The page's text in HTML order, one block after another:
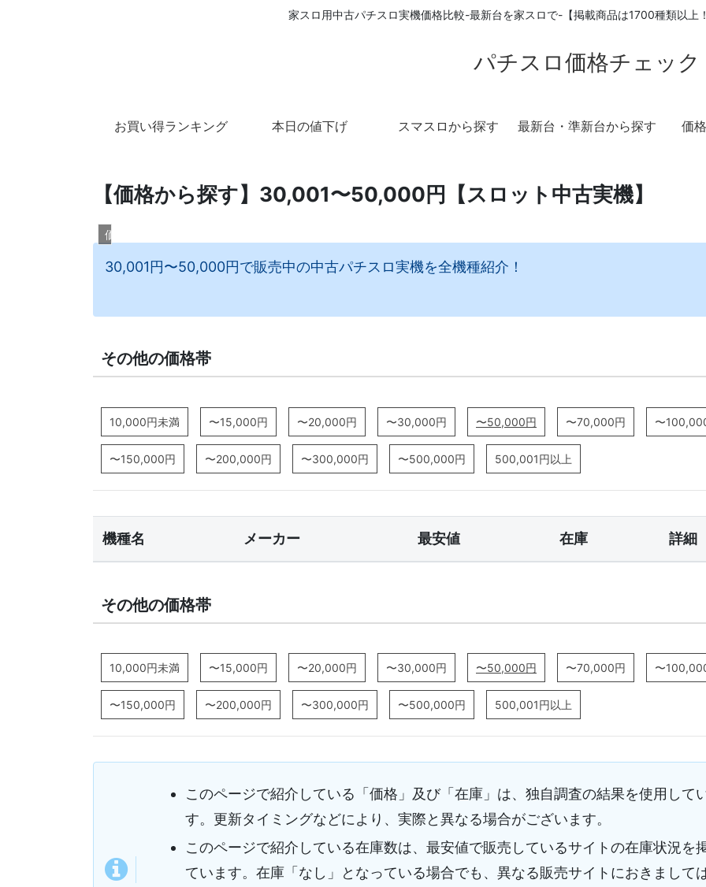
家スロ用中古パチスロ実機価格比較-最新台を家スロで-【掲載商品は1700種類以上
パチスロ価格チェック
お買い得ランキング 本日の値下げ スマスロから探す 最新台・準新台から探す 価
【価格から探す】30,001〜50,000円【スロット中古実機】
価格帯から探す
30,001円〜50,000円で販売中の中古パチスロ実機を全機種紹介！
その他の価格帯
10,000円未満 〜15,000円 〜20,000円 〜30,000円 〜50,000円 〜70,000円 〜
〜150,000円 〜200,000円 〜300,000円 〜500,000円 500,001円以上
機種名 メーカー 最安値 在庫 詳細
その他の価格帯
10,000円未満 〜15,000円 〜20,000円 〜30,000円 〜50,000円 〜70,000円 〜
〜150,000円 〜200,000円 〜300,000円 〜500,000円 500,001円以上
このページで紹介している「価格」及び「在庫」は、独自調査の結果を使用して
す。更新タイミングなどにより、実際と異なる場合がございます。
このページで紹介している在庫数は、最安値で販売しているサイトの在庫状況を
ています。在庫「なし」となっている場合でも、異なる販売サイトにおきまして